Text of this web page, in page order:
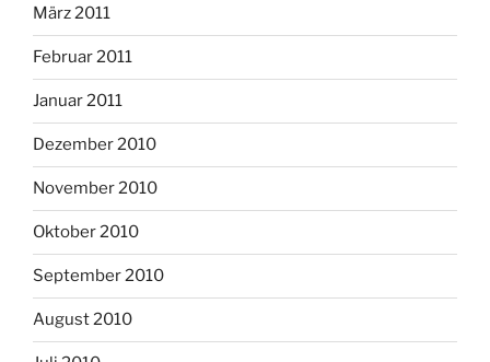
März 2011
Februar 2011
Januar 2011
Dezember 2010
November 2010
Oktober 2010
September 2010
August 2010